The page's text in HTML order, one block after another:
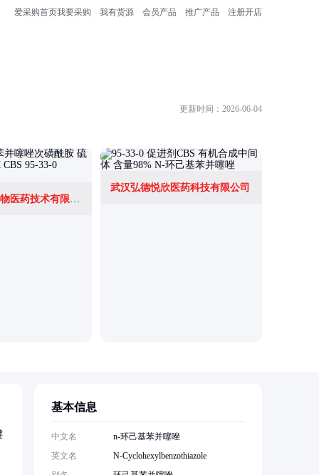
爱采购首页我要采购 我有货源 会员产品 推广产品 注册开店
更新时间：2026-06-04
武汉克米克生物医药技术有限公司
武汉弘德悦欣医药科技有限公司
基本信息
中文名
n-环己基苯并噻唑
英文名
N-Cyclohexylbenzothiazole